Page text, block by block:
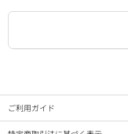
ご利用ガイド